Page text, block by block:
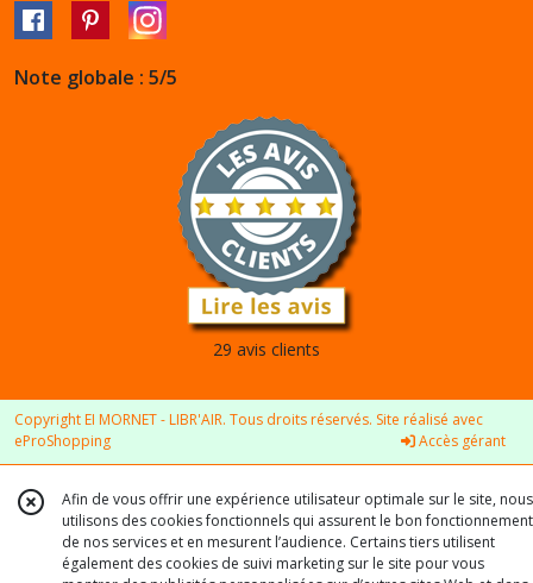
Note globale : 5/5
29 avis clients
Copyright EI MORNET - LIBR'AIR. Tous droits réservés. Site réalisé avec
eProShopping
Accès gérant
Afin de vous offrir une expérience utilisateur optimale sur le site, nous
utilisons des cookies fonctionnels qui assurent le bon fonctionnement
de nos services et en mesurent l’audience. Certains tiers utilisent
également des cookies de suivi marketing sur le site pour vous